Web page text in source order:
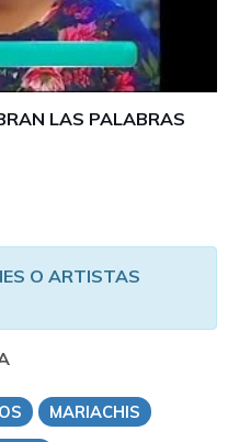
LAS PALABRAS
O ARTISTAS
MARIACHIS